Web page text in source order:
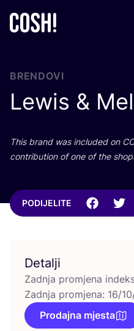
BRENDOVI
Lewis &
This brand was inclu­ded on
con­tri­bu­ti­on of one of the
PODIJELITE
Detalji
Zadnja promjena
Zadnja promjena: 16/
Prodajna mjesta